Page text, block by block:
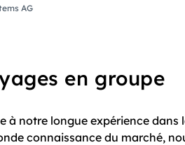
AG
en groupe
à notre longue expérience
connaissance du marché,